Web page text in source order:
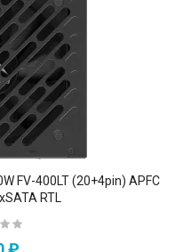
FV-400LT (20+4pin) APFC
RTL